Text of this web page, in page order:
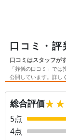
口コミ・評
口コミはスタッフが
「葬儀の口コミ」で
公開しています。詳し
総合評価
5点
4点